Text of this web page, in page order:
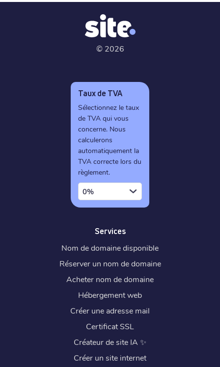
© 2026
Taux de TVA
Sélectionnez le taux
de TVA qui vous
concerne. Nous
calculerons
automatiquement la
TVA correcte lors du
règlement.
0%
Services
Nom de domaine disponible
Réserver un nom de domaine
Acheter nom de domaine
Hébergement web
Créer une adresse mail
Certificat SSL
Créateur de site IA ✨
Créer un site internet